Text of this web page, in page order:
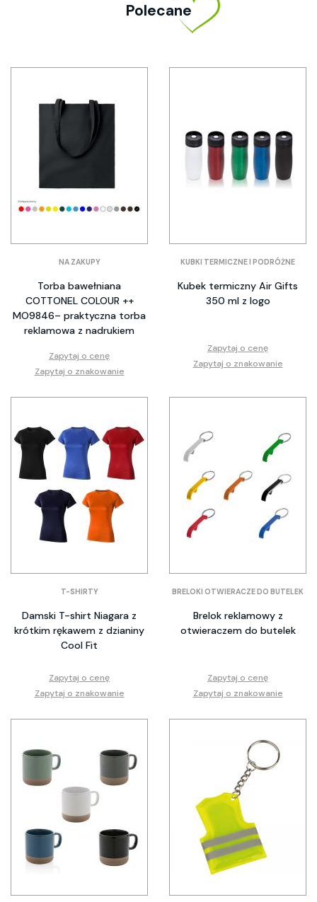
Polecane
NA ZAKUPY
Torba bawełniana
COTTONEL COLOUR ++
MO9846– praktyczna torba
reklamowa z nadrukiem
Zapytaj o cenę
Zapytaj o znakowanie
KUBKI TERMICZNE I PODRÓŻNE
Kubek termiczny Air Gifts
350 ml z logo
Zapytaj o cenę
Zapytaj o znakowanie
T-SHIRTY
Damski T-shirt Niagara z
krótkim rękawem z dzianiny
Cool Fit
Zapytaj o cenę
Zapytaj o znakowanie
BRELOKI OTWIERACZE DO BUTELEK
Brelok reklamowy z
otwieraczem do butelek
Zapytaj o cenę
Zapytaj o znakowanie